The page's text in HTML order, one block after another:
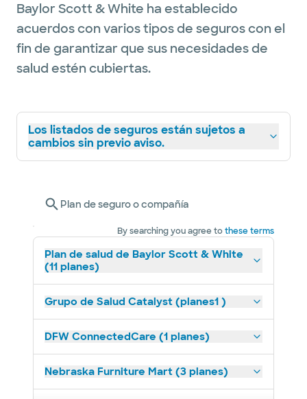
Baylor Scott & White ha establecido
acuerdos con varios tipos de seguros con el
fin de garantizar que sus necesidades de
salud estén cubiertas.
Los listados de seguros están sujetos a
cambios sin previo aviso.
Plan de seguro o compañía
By searching you agree tothese terms
Plan de salud de Baylor Scott & White
(11 planes)
Grupo de Salud Catalyst (planes1 )
DFW ConnectedCare (1 planes)
Nebraska Furniture Mart (3 planes)